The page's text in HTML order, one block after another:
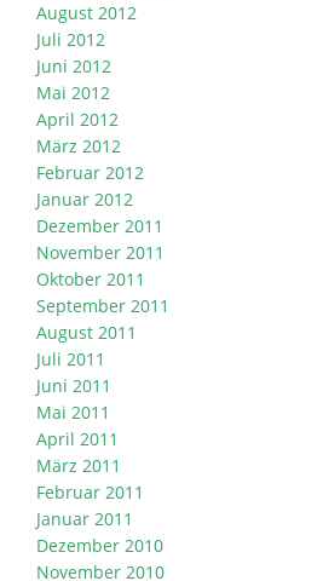
August 2012
Juli 2012
Juni 2012
Mai 2012
April 2012
März 2012
Februar 2012
Januar 2012
Dezember 2011
November 2011
Oktober 2011
September 2011
August 2011
Juli 2011
Juni 2011
Mai 2011
April 2011
März 2011
Februar 2011
Januar 2011
Dezember 2010
November 2010